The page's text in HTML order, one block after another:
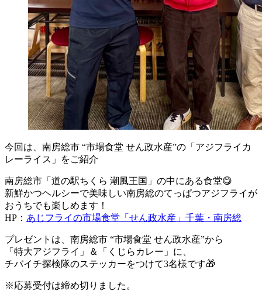
今回は、南房総市 “市場食堂 せん政水産”の「アジフライカ
レーライス」をご紹介
南房総市「道の駅ちくら 潮風王国」の中にある食堂😋
新鮮かつヘルシーで美味しい南房総のてっぱつアジフライが
おうちでも楽しめます！
HP： あじフライの市場食堂「せん政水産」千葉・南房総
プレゼントは、南房総市 “市場食堂 せん政水産”から
「特大アジフライ」＆「くじらカレー」に、
チバイチ探検隊のステッカーをつけて3名様です🎁
※応募受付は締め切りました。